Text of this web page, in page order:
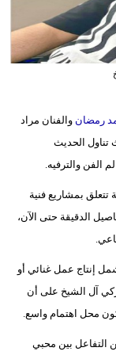
إعلام
تعليم
علوم
وتكنولوجيا
مدوَّنات
فيديو
سيارات
رمضان والفنان مراد
تناول الحديث
الفن والترفيه.
بمشاريع فنية
الدقيقة حتى الآن،
إنتاج عمل غنائي أو
آل الشيخ على أن
محل اهتمام واسع.
التفاعل بين محبي